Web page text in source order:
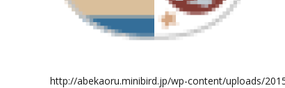
http://abekaoru.minibird.jp/wp-content/uploads/